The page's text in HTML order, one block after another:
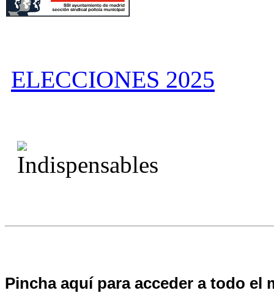
ELECCIONES 2025
Pincha aquí para acceder a todo el